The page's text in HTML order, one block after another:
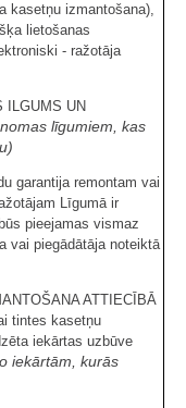
kasetņu izmantošana),
lietošanas
- ražotāja
ILGUMS UN
līgumiem, kas
garantija remontam vai
Līgumā ir
pieejamas vismaz
vai piegādātāja noteiktā
ATTIECĪBĀ
tintes kasetņu
iekārtas uzbūve
iekārtām, kurās